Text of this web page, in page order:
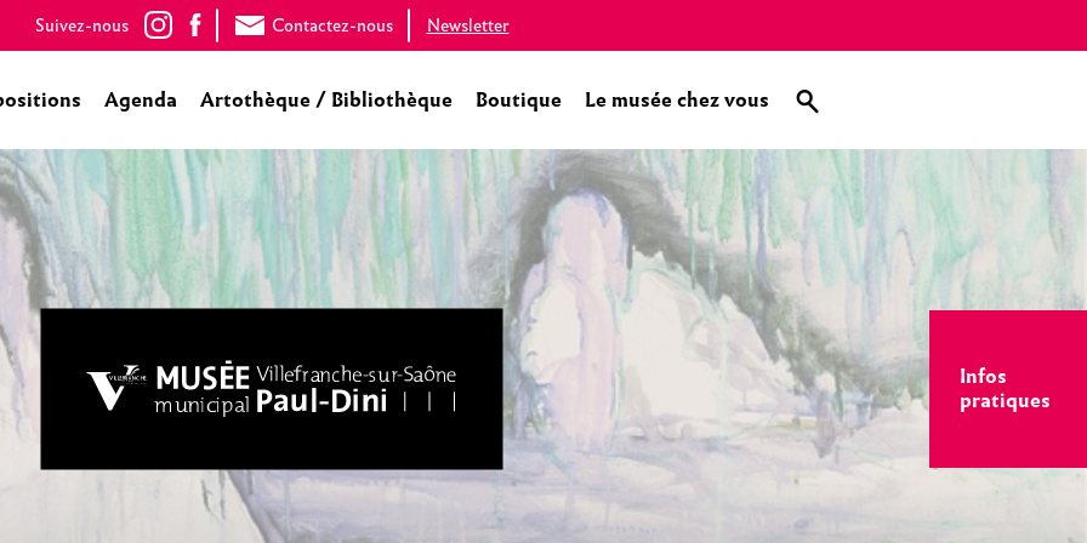
Suivez-nous Contactez-nous Newsletter
Agenda Artothèque / Bibliothèque Boutique Le musée chez vous
Infos
pratiques